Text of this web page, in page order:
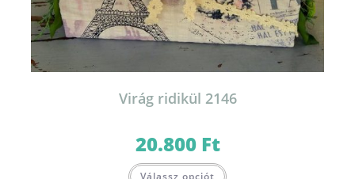
Virág ridikül 2146
20.800 Ft
Válassz opciót